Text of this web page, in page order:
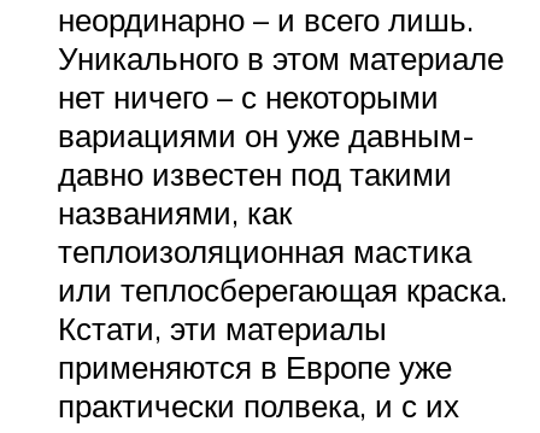
неординарно – и всего лишь.
Уникального в этом материале
нет ничего – с некоторыми
вариациями он уже давным-
давно известен под такими
названиями, как
теплоизоляционная мастика
или теплосберегающая краска.
Кстати, эти материалы
применяются в Европе уже
практически полвека, и с их